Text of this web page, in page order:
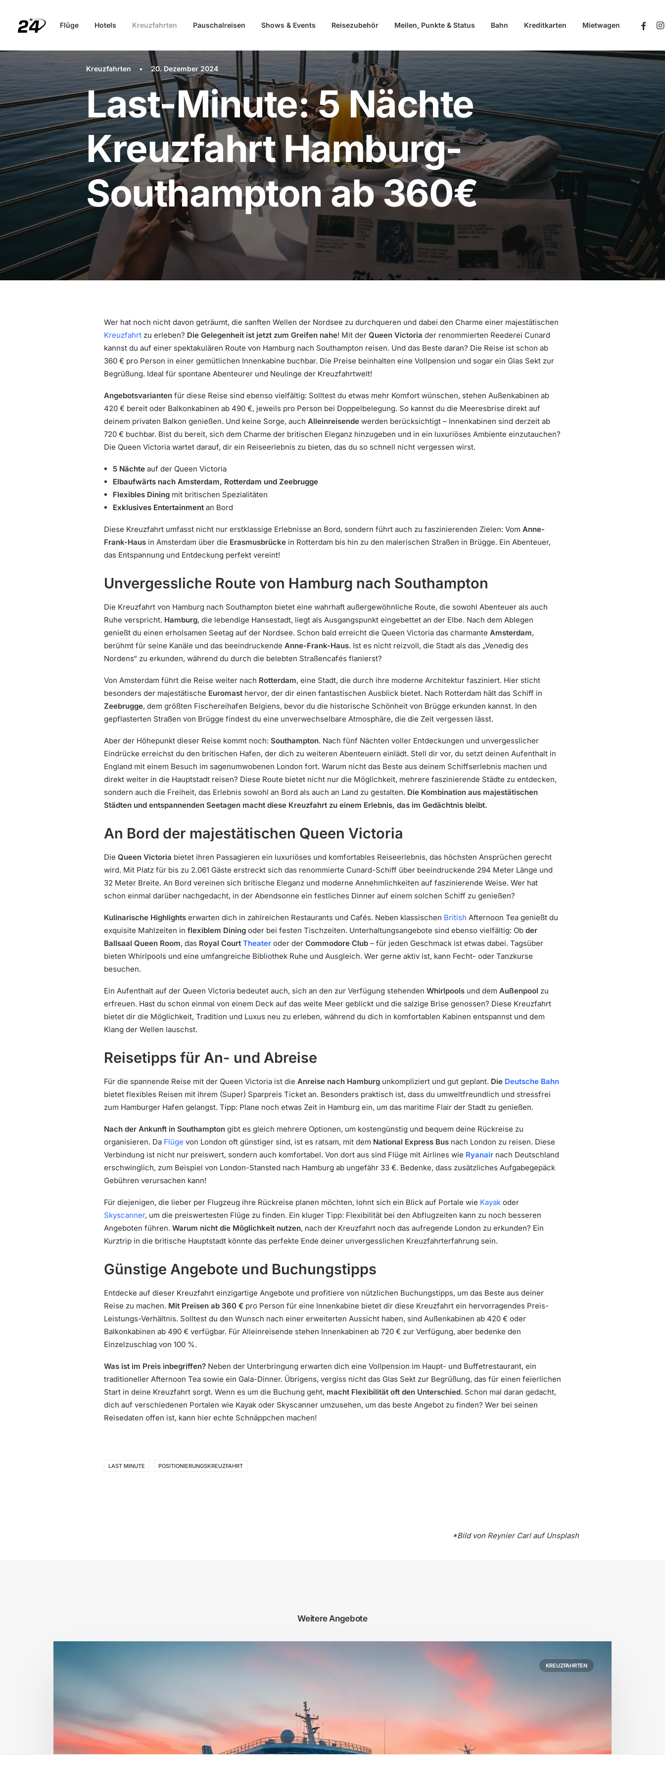
Flüge Hotels Kreuzfahrten Pauschalreisen Shows & Events Reisezubehör Meilen, Punkte & Status Bahn Kreditkarten Mietwagen
Kreuzfahrten • 20. Dezember 2024
Last-Minute: 5 Nächte
Kreuzfahrt Hamburg-
Southampton ab 360€
Wer hat noch nicht davon geträumt, die sanften Wellen der Nordsee zu durchqueren und dabei den Charme einer majestätischen
Kreuzfahrt zu erleben? Die Gelegenheit ist jetzt zum Greifen nahe! Mit der Queen Victoria der renommierten Reederei Cunard
kannst du auf einer spektakulären Route von Hamburg nach Southampton reisen. Und das Beste daran? Die Reise ist schon ab
360 € pro Person in einer gemütlichen Innenkabine buchbar. Die Preise beinhalten eine Vollpension und sogar ein Glas Sekt zur
Begrüßung. Ideal für spontane Abenteurer und Neulinge der Kreuzfahrtwelt!
Angebotsvarianten für diese Reise sind ebenso vielfältig: Solltest du etwas mehr Komfort wünschen, stehen Außenkabinen ab
420 € bereit oder Balkonkabinen ab 490 €, jeweils pro Person bei Doppelbelegung. So kannst du die Meeresbrise direkt auf
deinem privaten Balkon genießen. Und keine Sorge, auch Alleinreisende werden berücksichtigt – Innenkabinen sind derzeit ab
720 € buchbar. Bist du bereit, sich dem Charme der britischen Eleganz hinzugeben und in ein luxuriöses Ambiente einzutauchen?
Die Queen Victoria wartet darauf, dir ein Reiseerlebnis zu bieten, das du so schnell nicht vergessen wirst.
5 Nächte auf der Queen Victoria
Elbaufwärts nach Amsterdam, Rotterdam und Zeebrugge
Flexibles Dining mit britischen Spezialitäten
Exklusives Entertainment an Bord
Diese Kreuzfahrt umfasst nicht nur erstklassige Erlebnisse an Bord, sondern führt auch zu faszinierenden Zielen: Vom Anne-
Frank-Haus in Amsterdam über die Erasmusbrücke in Rotterdam bis hin zu den malerischen Straßen in Brügge. Ein Abenteuer,
das Entspannung und Entdeckung perfekt vereint!
Unvergessliche Route von Hamburg nach Southampton
Die Kreuzfahrt von Hamburg nach Southampton bietet eine wahrhaft außergewöhnliche Route, die sowohl Abenteuer als auch
Ruhe verspricht. Hamburg, die lebendige Hansestadt, liegt als Ausgangspunkt eingebettet an der Elbe. Nach dem Ablegen
genießt du einen erholsamen Seetag auf der Nordsee. Schon bald erreicht die Queen Victoria das charmante Amsterdam,
berühmt für seine Kanäle und das beeindruckende Anne-Frank-Haus. Ist es nicht reizvoll, die Stadt als das „Venedig des
Nordens“ zu erkunden, während du durch die belebten Straßencafés flanierst?
Von Amsterdam führt die Reise weiter nach Rotterdam, eine Stadt, die durch ihre moderne Architektur fasziniert. Hier sticht
besonders der majestätische Euromast hervor, der dir einen fantastischen Ausblick bietet. Nach Rotterdam hält das Schiff in
Zeebrugge, dem größten Fischereihafen Belgiens, bevor du die historische Schönheit von Brügge erkunden kannst. In den
gepflasterten Straßen von Brügge findest du eine unverwechselbare Atmosphäre, die die Zeit vergessen lässt.
Aber der Höhepunkt dieser Reise kommt noch: Southampton. Nach fünf Nächten voller Entdeckungen und unvergesslicher
Eindrücke erreichst du den britischen Hafen, der dich zu weiteren Abenteuern einlädt. Stell dir vor, du setzt deinen Aufenthalt in
England mit einem Besuch im sagenumwobenen London fort. Warum nicht das Beste aus deinem Schiffserlebnis machen und
direkt weiter in die Hauptstadt reisen? Diese Route bietet nicht nur die Möglichkeit, mehrere faszinierende Städte zu entdecken,
sondern auch die Freiheit, das Erlebnis sowohl an Bord als auch an Land zu gestalten. Die Kombination aus majestätischen
Städten und entspannenden Seetagen macht diese Kreuzfahrt zu einem Erlebnis, das im Gedächtnis bleibt.
An Bord der majestätischen Queen Victoria
Die Queen Victoria bietet ihren Passagieren ein luxuriöses und komfortables Reiseerlebnis, das höchsten Ansprüchen gerecht
wird. Mit Platz für bis zu 2.061 Gäste erstreckt sich das renommierte Cunard-Schiff über beeindruckende 294 Meter Länge und
32 Meter Breite. An Bord vereinen sich britische Eleganz und moderne Annehmlichkeiten auf faszinierende Weise. Wer hat
schon einmal darüber nachgedacht, in der Abendsonne ein festliches Dinner auf einem solchen Schiff zu genießen?
Kulinarische Highlights erwarten dich in zahlreichen Restaurants und Cafés. Neben klassischen British Afternoon Tea genießt du
exquisite Mahlzeiten in flexiblem Dining oder bei festen Tischzeiten. Unterhaltungsangebote sind ebenso vielfältig: Ob der
Ballsaal Queen Room, das Royal Court Theater oder der Commodore Club – für jeden Geschmack ist etwas dabei. Tagsüber
bieten Whirlpools und eine umfangreiche Bibliothek Ruhe und Ausgleich. Wer gerne aktiv ist, kann Fecht- oder Tanzkurse
besuchen.
Ein Aufenthalt auf der Queen Victoria bedeutet auch, sich an den zur Verfügung stehenden Whirlpools und dem Außenpool zu
erfreuen. Hast du schon einmal von einem Deck auf das weite Meer geblickt und die salzige Brise genossen? Diese Kreuzfahrt
bietet dir die Möglichkeit, Tradition und Luxus neu zu erleben, während du dich in komfortablen Kabinen entspannst und dem
Klang der Wellen lauschst.
Reisetipps für An- und Abreise
Für die spannende Reise mit der Queen Victoria ist die Anreise nach Hamburg unkompliziert und gut geplant. Die Deutsche Bahn
bietet flexibles Reisen mit ihrem (Super) Sparpreis Ticket an. Besonders praktisch ist, dass du umweltfreundlich und stressfrei
zum Hamburger Hafen gelangst. Tipp: Plane noch etwas Zeit in Hamburg ein, um das maritime Flair der Stadt zu genießen.
Nach der Ankunft in Southampton gibt es gleich mehrere Optionen, um kostengünstig und bequem deine Rückreise zu
organisieren. Da Flüge von London oft günstiger sind, ist es ratsam, mit dem National Express Bus nach London zu reisen. Diese
Verbindung ist nicht nur preiswert, sondern auch komfortabel. Von dort aus sind Flüge mit Airlines wie Ryanair nach Deutschland
erschwinglich, zum Beispiel von London-Stansted nach Hamburg ab ungefähr 33 €. Bedenke, dass zusätzliches Aufgabegepäck
Gebühren verursachen kann!
Für diejenigen, die lieber per Flugzeug ihre Rückreise planen möchten, lohnt sich ein Blick auf Portale wie Kayak oder
Skyscanner, um die preiswertesten Flüge zu finden. Ein kluger Tipp: Flexibilität bei den Abflugzeiten kann zu noch besseren
Angeboten führen. Warum nicht die Möglichkeit nutzen, nach der Kreuzfahrt noch das aufregende London zu erkunden? Ein
Kurztrip in die britische Hauptstadt könnte das perfekte Ende deiner unvergesslichen Kreuzfahrterfahrung sein.
Günstige Angebote und Buchungstipps
Entdecke auf dieser Kreuzfahrt einzigartige Angebote und profitiere von nützlichen Buchungstipps, um das Beste aus deiner
Reise zu machen. Mit Preisen ab 360 € pro Person für eine Innenkabine bietet dir diese Kreuzfahrt ein hervorragendes Preis-
Leistungs-Verhältnis. Solltest du den Wunsch nach einer erweiterten Aussicht haben, sind Außenkabinen ab 420 € oder
Balkonkabinen ab 490 € verfügbar. Für Alleinreisende stehen Innenkabinen ab 720 € zur Verfügung, aber bedenke den
Einzelzuschlag von 100 %.
Was ist im Preis inbegriffen? Neben der Unterbringung erwarten dich eine Vollpension im Haupt- und Buffetrestaurant, ein
traditioneller Afternoon Tea sowie ein Gala-Dinner. Übrigens, vergiss nicht das Glas Sekt zur Begrüßung, das für einen feierlichen
Start in deine Kreuzfahrt sorgt. Wenn es um die Buchung geht, macht Flexibilität oft den Unterschied. Schon mal daran gedacht,
dich auf verschiedenen Portalen wie Kayak oder Skyscanner umzusehen, um das beste Angebot zu finden? Wer bei seinen
Reisedaten offen ist, kann hier echte Schnäppchen machen!
LAST MINUTE POSITIONIERUNGSKREUZFAHRT
*Bild von Reynier Carlauf Unsplash
Weitere Angebote
KREUZFAHRTEN